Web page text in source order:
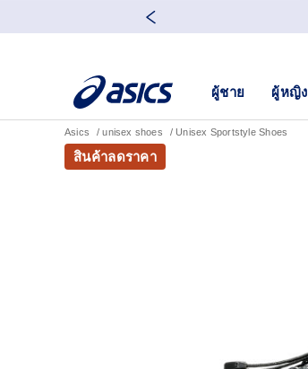
ผู้ชาย ผู้หญิง
Asics unisex shoes Unisex Sportstyle Shoes
สินค้าลดราคา